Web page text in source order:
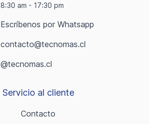
8:30 am - 17:30 pm
Escríbenos por Whatsapp
contacto@tecnomas.cl
@tecnomas.cl
Servicio al cliente
Contacto